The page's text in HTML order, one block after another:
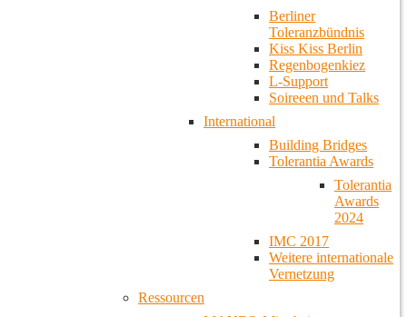
Berliner
Toleranzbündnis
Kiss Kiss Berlin
Regenbogenkiez
L-Support
Soireeen und Talks
International
Building Bridges
Tolerantia Awards
Tolerantia
Awards
2024
IMC 2017
Weitere internationale
Vernetzung
Ressourcen